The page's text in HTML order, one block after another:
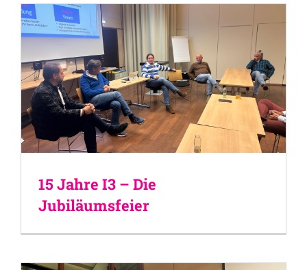
15 Jahre I3 – Die
Jubiläumsfeier